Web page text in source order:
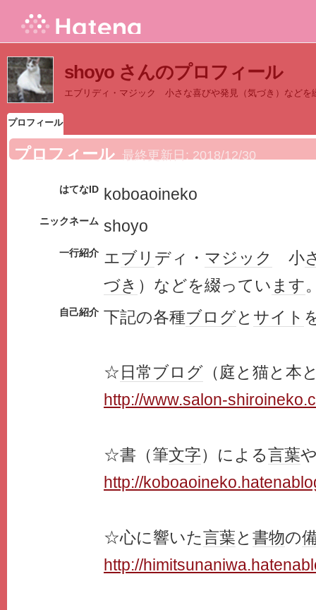
shoyo さんのプロフィール
エブリディ・マジック 小さな喜びや発見（気づき）などを
プロフィール
プロフィール 最終更新日: 2018/12/30
はてなID koboaoineko
ニックネーム shoyo
一行紹介 エブリ ディ・ マジック 小
づき ）などを綴ってい ます
自己紹介 下記の各種ブログと サイト
☆ 日常ブログ （庭と猫と本
http://www.salon-
☆書（筆文字）による言葉
http://
☆心に響いた言葉と 書物の
http://